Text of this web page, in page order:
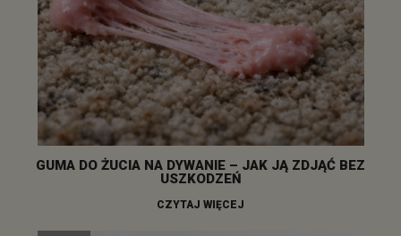
GUMA DO ŻUCIA NA DYWANIE – JAK JĄ ZDJĄĆ BEZ
USZKODZEŃ
CZYTAJ WIĘCEJ